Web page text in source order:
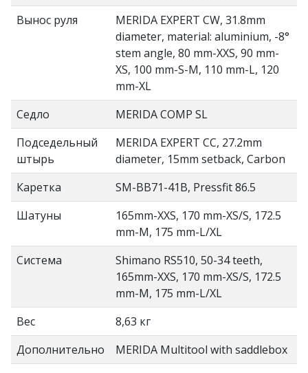
Вынос руля
MERIDA EXPERT CW, 31.8mm
diameter, material: aluminium, -8°
stem angle, 80 mm-XXS, 90 mm-
XS, 100 mm-S-M, 110 mm-L, 120
mm-XL
Седло
MERIDA COMP SL
Подседельный
штырь
MERIDA EXPERT CC, 27.2mm
diameter, 15mm setback, Carbon
Каретка
SM-BB71-41B, Pressfit 86.5
Шатуны
165mm-XXS, 170 mm-XS/S, 172.5
mm-M, 175 mm-L/XL
Система
Shimano RS510, 50-34 teeth,
165mm-XXS, 170 mm-XS/S, 172.5
mm-M, 175 mm-L/XL
Вес
8,63 кг
Дополнительно
MERIDA Multitool with saddlebox